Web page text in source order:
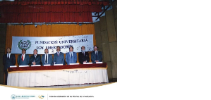
Acto de celebración de
los 10 años de la
Institución.